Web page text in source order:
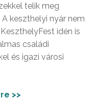
telik meg
keszthelyi nyár nem
idén is
családi
és igazi városi
>>